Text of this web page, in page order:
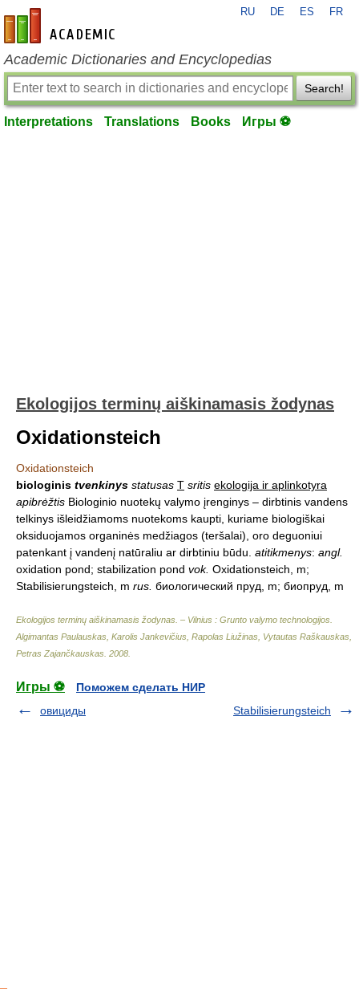
en-academic.com
RU DE ES FR
Academic Dictionaries and Encyclopedias
Search!
Interpretations Translations Books Игры ⚽
Ekologijos terminų aiškinamasis žodynas
Oxidationsteich
Oxidationsteich
biologinis tvenkinys statusas T sritis ekologija ir aplinkotyra
apibrėžtis Biologinio nuotekų valymo įrenginys – dirbtinis vandens
telkinys išleidžiamoms nuotekoms kaupti, kuriame biologiškai
oksiduojamos organinės medžiagos (teršalai), oro deguoniui
patenkant į vandenį natūraliu ar dirbtiniu būdu. atitikmenys: angl.
oxidation pond; stabilization pond vok. Oxidationsteich, m;
Stabilisierungsteich, m rus. биологический пруд, m; биопруд, m
Ekologijos terminų aiškinamasis žodynas. – Vilnius : Grunto valymo technologijos
Algimantas Paulauskas, Karolis Jankevičius, Rapolas Liužinas, Vytautas Raškauskas,
Petras Zajančkauskas 2008
Игры ⚽
Поможем сделать НИР
овициды
Stabilisierungsteich